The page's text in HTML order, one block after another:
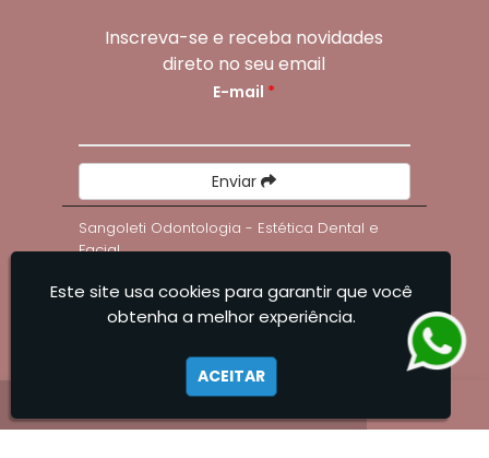
Inscreva-se e receba novidades
direto no seu email
E-mail *
Enviar
Sangoleti Odontologia - Estética Dental e
Facial
Este site usa cookies para garantir que você
obtenha a melhor experiência.
ACEITAR